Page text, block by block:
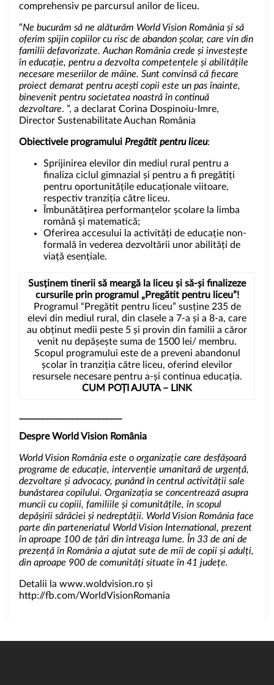
comprehensiv pe parcursul anilor de liceu.
“Ne bucurăm să ne alăturăm World Vision România și să
oferim spijin copiilor cu risc de abandon școlar, care vin din
familii defavorizate. Auchan România crede și investește
în educație, pentru a dezvolta competențele și abilitățile
necesare meseriilor de mâine. Sunt convinsă că fiecare
proiect demarat pentru acești copii este un pas înainte,
binevenit pentru societatea noastră în continuă
dezvoltare. ”, a declarat Corina Dospinoiu-Imre,
Director Sustenabilitate Auchan România
Obiectivele programului Pregătit pentru liceu:
Sprijinirea elevilor din mediul rural pentru a
finaliza ciclul gimnazial și pentru a fi pregătiți
pentru oportunitățile educaționale viitoare,
respectiv tranziția către liceu.
Îmbunătățirea performanțelor școlare la limba
română și matematică;
Oferirea accesului la activități de educație non-
formală în vederea dezvoltării unor abilități de
viață esențiale.
Susținem tinerii să meargă la liceu și să-și finalizeze
cursurile prin programul „Pregătit pentru liceu”!
Programul “Pregătit pentru liceu” susține 235 de
elevi din mediul rural, din clasele a 7-a și a 8-a, care
au obținut medii peste 5 și provin din familii a căror
venit nu depășește suma de 1500 lei/ membru.
Scopul programului este de a preveni abandonul
școlar în tranziția către liceu, oferind elevilor
resursele necesare pentru a-și continua educația.
CUM POȚI AJUTA – LINK
Despre World Vision România
World Vision România este o organizație care desfășoară
programe de educație, intervenție umanitară de urgență,
dezvoltare și advocacy, punând în centrul activității sale
bunăstarea copilului. Organizația se concentrează asupra
muncii cu copiii, familiile și comunitățile, în scopul
depășirii sărăciei și nedreptății. World Vision România face
parte din parteneriatul World Vision International, prezent
în aproape 100 de țări din întreaga lume. În 33 de ani de
prezență în România a ajutat sute de mii de copii și adulți,
din aproape 900 de comunități situate în 41 județe.
Detalii la www.woldvision.ro și
http://fb.com/WorldVisionRomania